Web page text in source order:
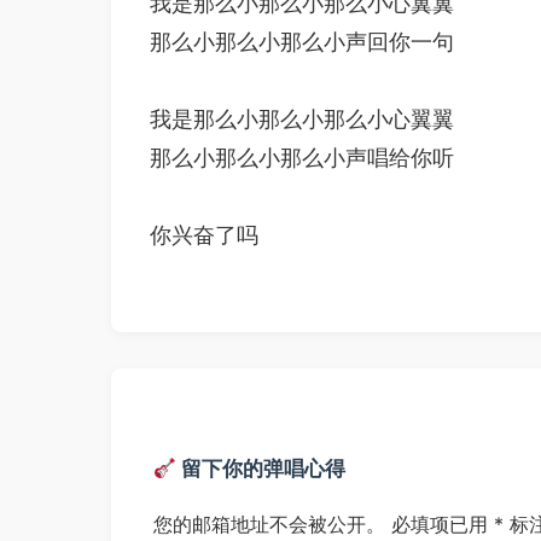
那么小那么小那么小声回你一句
我是那么小那么小那么小心翼翼
那么小那么小那么小声唱给你听
你兴奋了吗
留下你的弹唱心得
您的邮箱地址不会被公开。 必填项已用 * 标